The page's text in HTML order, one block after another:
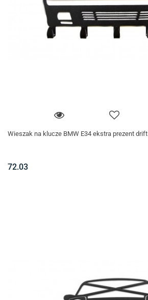
Wieszak na klucze BMW E34 ekstra prezent drift
72.03